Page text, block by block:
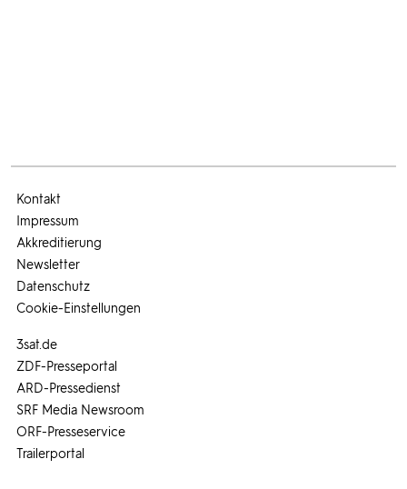
3sat.de
ZDF-Presseportal
ARD-Pressedienst
SRF Media Newsroom
ORF-Presseservice
Trailerportal
Kontakt
Impressum
Akkreditierung
Newsletter
Datenschutz
Cookie-Einstellungen